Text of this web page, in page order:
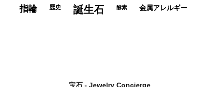
指輪 歴史 誕生石 酵素 金属アレルギー
宝石 - Jewelry Concierge